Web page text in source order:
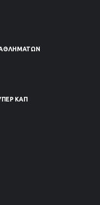
ΚΑΠ